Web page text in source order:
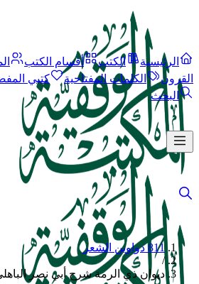
الرئيسية الكتب أقسام الكتب
القرون
الكلمات المفتاحية
كتبي
البحث
811 دواوين الشعر
/
ديوان ذي الرمة شرح أبي نصر